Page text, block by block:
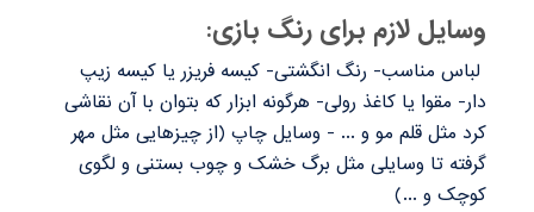
وسایل لازم برای رنگ بازی:
لباس مناسب- رنگ انگشتی- کیسه فریزر یا کیسه زیپ
دار- مقوا یا کاغذ رولی- هرگونه ابزار که بتوان با آن نقاشی
کرد مثل قلم مو و ... - وسایل چاپ (از چیزهایی مثل مهر
گرفته تا وسایلی مثل برگ خشک و چوب بستنی و لگوی
کوچک و ...)